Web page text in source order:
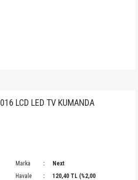
LCD LED TV KUMANDA
Marka
Next
Havale
120,40 TL (%2,00